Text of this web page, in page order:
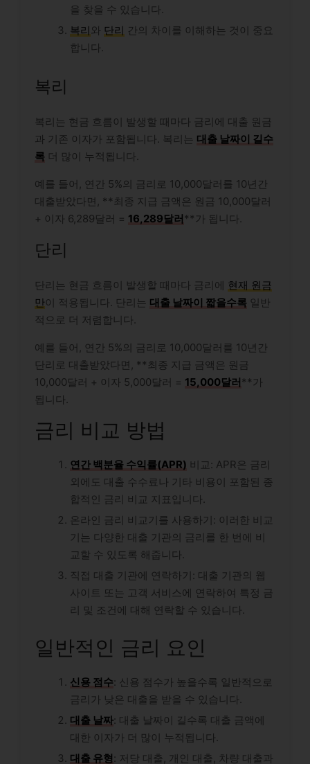
을 찾을 수 있습니다.
복리 와 단리 간의 차이를 이해하는 것이 중요
합니다.
복리
복리는 현금 흐름이 발생할 때마다 금리에 대출 원금
과 기존 이자가 포함됩니다. 복리는 대출 날짜이 길수
록 더 많이 누적됩니다.
예를 들어, 연간 5%의 금리로 10,000달러를 10년간
대출받았다면, **최종 지급 금액은 원금 10,000달러
+ 이자 6,289달러 = 16,289달러**가 됩니다.
단리
단리는 현금 흐름이 발생할 때마다 금리에 현재 원금
만이 적용됩니다. 단리는 대출 날짜이 짧을수록 일반
적으로 더 저렴합니다.
예를 들어, 연간 5%의 금리로 10,000달러를 10년간
단리로 대출받았다면, **최종 지급 금액은 원금
10,000달러 + 이자 5,000달러 = 15,000달러**가
됩니다.
금리 비교 방법
연간 백분율 수익률(APR) 비교: APR은 금리
외에도 대출 수수료나 기타 비용이 포함된 종
합적인 금리 비교 지표입니다.
온라인 금리 비교기를 사용하기: 이러한 비교
기는 다양한 대출 기관의 금리를 한 번에 비
교할 수 있도록 해줍니다.
직접 대출 기관에 연락하기: 대출 기관의 웹
사이트 또는 고객 서비스에 연락하여 특정 금
리 및 조건에 대해 연락할 수 있습니다.
일반적인 금리 요인
신용 점수: 신용 점수가 높을수록 일반적으로
금리가 낮은 대출을 받을 수 있습니다.
대출 날짜: 대출 날짜이 길수록 대출 금액에
대한 이자가 더 많이 누적됩니다.
대출 유형: 저당 대출, 개인 대출, 차량 대출과